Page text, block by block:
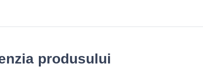
produsului